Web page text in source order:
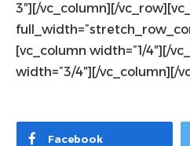
3″][/vc_column][/
[vc_column width=”1/4″][/
width=”3/4″][/vc_column][/
Facebook